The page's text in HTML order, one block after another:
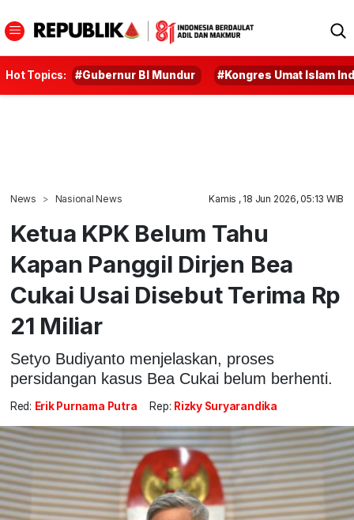
Hot Topics: #Gubernur BI Mundur #Kongres Umat Islam
News Nasional News Kamis , 18 Jun 2026, 05:13 WIB
Ketua KPK Belum Tahu
Kapan Panggil Dirjen Bea
Cukai Usai Disebut Terima Rp
21 Miliar
Setyo Budiyanto menjelaskan, proses
persidangan kasus Bea Cukai belum berhenti.
Red: Erik Purnama Putra Rep: Rizky Suryarandika